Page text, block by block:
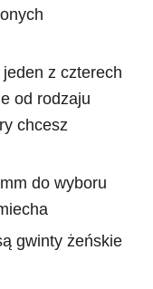
z czterech
od rodzaju
chcesz
do wyboru
gwinty żeńskie